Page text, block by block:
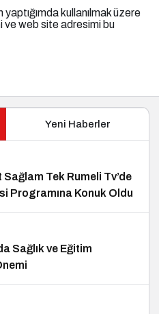
kullanılmak üzere
ve web site adresimi bu
Yeni Haberler
Tek Rumeli Tv’de
Programına Konuk Oldu
Sağlık ve Eğitim